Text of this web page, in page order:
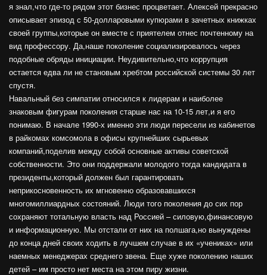
я знал,что где-то рядом этот бизнес процветает. Алексей прекрасно
описывает эпизод с 50-долларовыми купюрами в зачетных книжках
своей группы,которые он вместе с приятелем отнес почтенному на
вид профессору. Да,наше поколение социализировалось через
подобные обряды инициации. Неудивительно,что коррупция
остается едва ли не становым хребтом российской системы 30 лет
спустя.
Навальный без симпатии относился к лидерам и наиболее
знаковым фигурам поколения старше нас на 10-15 лет,и я его
понимаю. В начале 1990-х именно эти люди пересели из кабинетов
в райкомах комсомола в офисы крупнейших сырьевых
компаний,поделив между собой основные активы советской
собственности. Это они поддержали молодого тогда кандидата в
президенты,который должен был гарантировать
неприкосновенность их мгновенно образовавшихся
многомиллиардных состояний. Люди того поколения до сих пор
сохраняют тотальную власть над Россией – силовую,финансовую
и информационную. Мы отстали от них на полшага,но вынуждены
до конца дней своих ходить в лучшем случае в их «учениках» или
наемных менеджерах среднего звена. Еще хуже поколению наших
детей – им просто нет места на этом пиру жизни.